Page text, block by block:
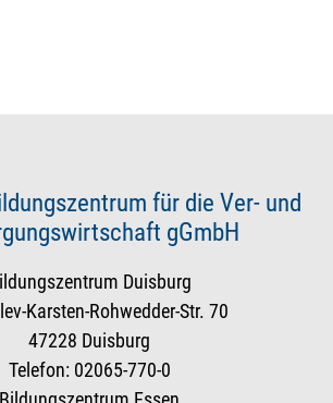
für die Ver- und
gGmbH
Duisburg
Karsten-Rohwedder-Str. 70
47228 Duisburg
Telefon: 02065-770-0